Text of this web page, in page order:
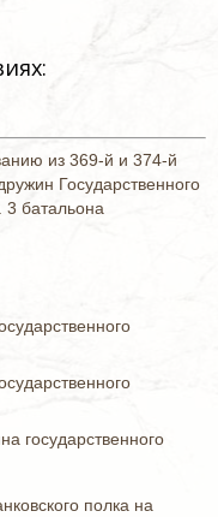
из 369-й и 374-й
Государственного
батальона
государственного
полка на